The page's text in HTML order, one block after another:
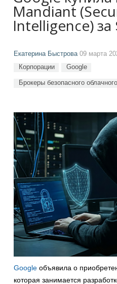
Mandiant
Intelligence)
Екатерина Быстрова09 марта
Корпорации Google
Брокеры безопасного
Google объявила о
которая занимается